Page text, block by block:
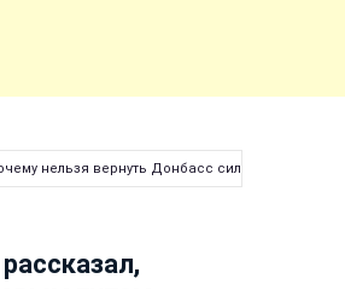
нельзя вернуть Донбасс силовым путем